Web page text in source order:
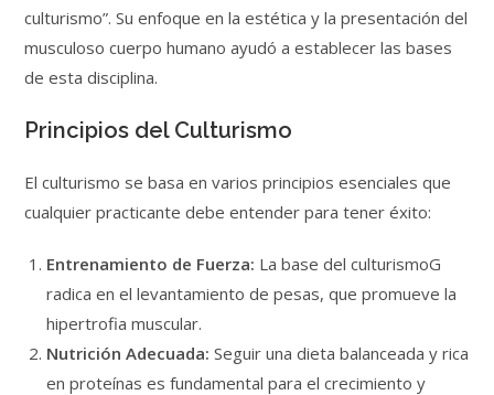
culturismo”. Su enfoque en la estética y la presentación del
musculoso cuerpo humano ayudó a establecer las bases
de esta disciplina.
Principios del Culturismo
El culturismo se basa en varios principios esenciales que
cualquier practicante debe entender para tener éxito:
Entrenamiento de Fuerza: La base del culturismoG
radica en el levantamiento de pesas, que promueve la
hipertrofia muscular.
Nutrición Adecuada: Seguir una dieta balanceada y rica
en proteínas es fundamental para el crecimiento y